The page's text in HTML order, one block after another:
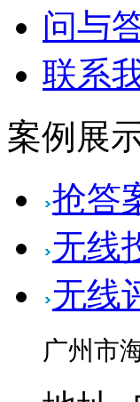
问与
联系
案例展
抢答
无线
无线
广州市